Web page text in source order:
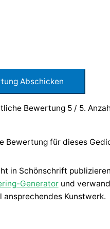
Abschicken
Bewertung 5 / 5.
Bewertung für dieses
in Schönschrift
Generatorund
ansprechendes Kunstwerk.